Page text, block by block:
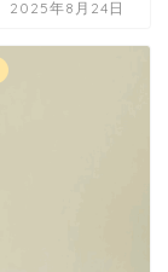
2025年8月24日